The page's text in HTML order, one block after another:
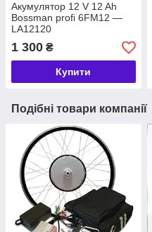
Акумулятор 12 V 12 Ah
Bossman profi 6FM12 —
LA12120
1 300 ₴
Купити
Подібні товари компанії